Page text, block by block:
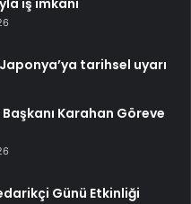
tarihsel uyarı
Başkanı Karahan Göreve
Günü Etkinliği